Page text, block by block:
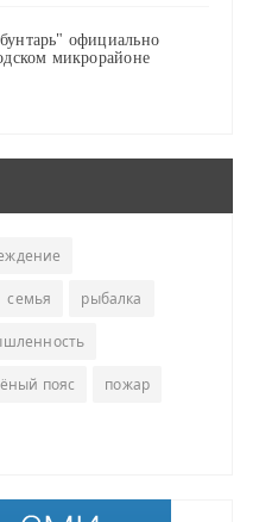
официально
микрорайоне
семья рыбалка
пояс пожар